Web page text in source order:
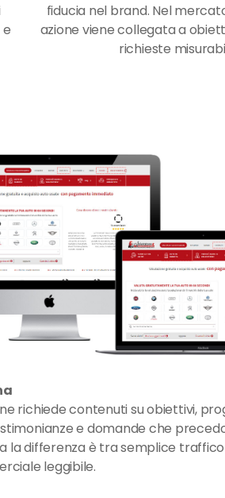
fiducia nel brand. Nel
azione viene collegata a
richieste
richiede contenuti su obiettivi,
e domande che
la differenza è tra semplice
leggibile.